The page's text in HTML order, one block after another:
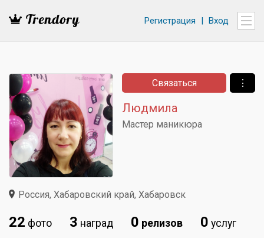
Регистрация | Вход
Мастер маникюра
Людмила
Связаться ⋮
Россия, Хабаровский край, Хабаровск
22 фото 3 наград 0 релизов 0 услуг